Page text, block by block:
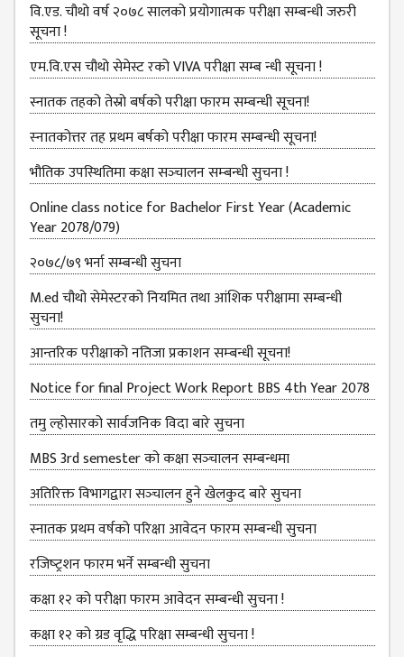
BA FIRST YEAR
BA SECOND YEAR
BA THIRD YEAR
BA FOURTH YEAR
EDUCATION(B.ED)
B.ED FIRST YEAR
B.ED SECOND YEAR
B.ED THIRD YEAR
B.ED FOURTH YEAR
ONE YEAR B.ED
EDUCATION(M.ED)
M.ED FIRST
SEMESTERS
M.ED SECOND
SEMESTERS
M.ED THIRD
SEMESTERS
M.ED FOURTH
SEMESTERS
MANAGEMENT
वि.एड. चौथो वर्ष २०७८ सालको प्रयोगात्मक परीक्षा सम्बन्धी जरुरी
सूचना !
एम.वि.एस चौथो सेमेस्ट रको VIVA परीक्षा सम्ब न्धी सूचना !
स्नातक तहको तेस्रो बर्षको परीक्षा फारम सम्बन्‍धी सूचना!
स्‍नातकोत्तर तह प्रथम बर्षको परीक्षा फारम सम्बन्‍धी सूचना!
भौतिक उपस्‍थितिमा कक्षा सञ्‍चालन सम्‍बन्‍धी सुचना !
Online class notice for Bachelor First Year (Academic
Year 2078/079)
२०७८/७९ भर्ना सम्बन्धी सुचना
M.ed चौथो सेमेस्टरको नियमित तथा आंशिक परीक्षामा सम्बन्धी
सुचना!
आन्‍तरिक परीक्षाको नतिजा प्रकाशन सम्‍बन्धी सूचना!
Notice for final Project Work Report BBS 4th Year 2078
तमु ल्होसारको सार्वजनिक विदा बारे सुचना
MBS 3rd semester को कक्षा सञ्‍चालन सम्बन्धमा
अतिरिक्त विभागद्वारा सञ्‍चालन हुने खेलकुद बारे सुचना
स्नातक प्रथम वर्षको परिक्षा आवेदन फारम सम्बन्धी सुचना
रजिष्‍ट्रशन फारम भर्ने सम्बन्धी सुचना
कक्षा १२ को परीक्षा फारम आवेदन सम्बन्धी सुचना !
कक्षा १२ को ग्रड वृद्धि परिक्षा सम्बन्धी सुचना !